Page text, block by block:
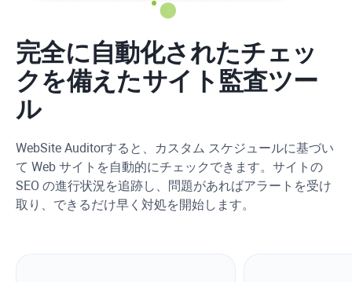
完全に自動化されたチェッ
クを備えたサイト監査ツー
ル
WebSite Auditorすると、カスタム スケジュールに基づい
て Web サイトを自動的にチェックできます。サイトの
SEO の進行状況を追跡し、問題があればアラートを受け
取り、できるだけ早く対処を開始します。